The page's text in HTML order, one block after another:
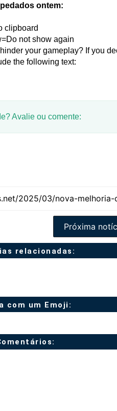
ontem:
clipboard
not show again
your gameplay? If you
the following text:
Avalie ou comente:
Próxima
relacionadas:
com um Emoji: